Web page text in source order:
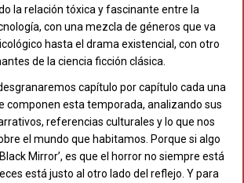
la relación tóxica y fascinante entre la
con una mezcla de géneros que va
hasta el drama existencial, con otro
de la ciencia ficción clásica.
capítulo por capítulo cada una
componen esta temporada, analizando sus
referencias culturales y lo que nos
el mundo que habitamos. Porque si algo
Mirror’, es que el horror no siempre está
está justo al otro lado del reflejo. Y para